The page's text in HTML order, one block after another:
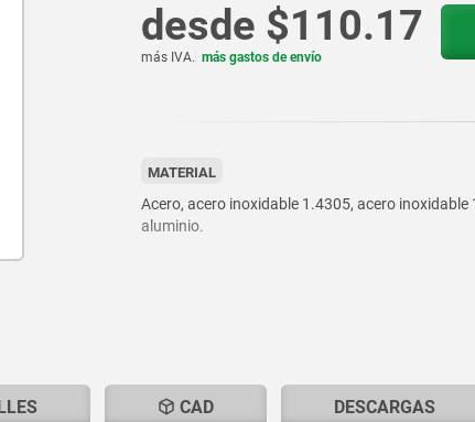
desde $110.17
más IVA. más gastos de envío
MATERIAL
Acero, acero inoxidable 1.4305, acero inoxidable
aluminio.
CAD DESCARGAS